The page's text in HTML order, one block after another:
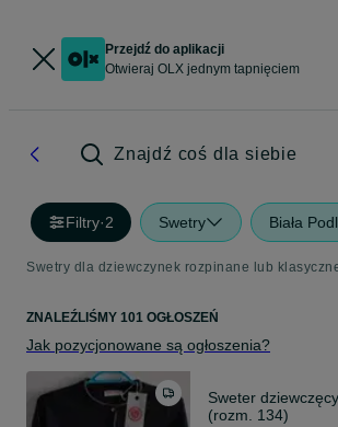
Przejdź do aplikacji
Otwieraj OLX jednym tapnięciem
Znajdź coś dla siebie
Filtry·2 Swetry Biała
Swetry dla dziewczynek rozpinane lub
ZNALEŹLIŚMY 101 OGŁOSZEŃ
Jak pozycjonowane są ogłoszenia?
Sweter
(rozm. 134)